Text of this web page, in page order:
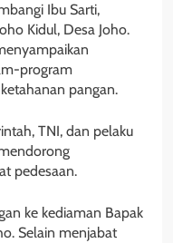
Ibu Sarti,
Kidul, Desa Joho.
program
pangan.
TNI, dan pelaku
pedesaan.
ke kediaman Bapak
Selain menjabat